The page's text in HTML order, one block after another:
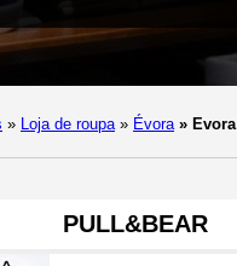
» Loja de roupa » Évora » Evora
PULL&BEAR